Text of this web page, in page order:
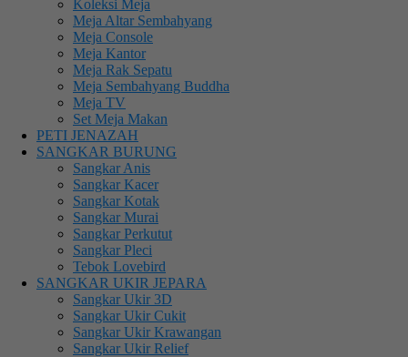
Koleksi Meja
Meja Altar Sembahyang
Meja Console
Meja Kantor
Meja Rak Sepatu
Meja Sembahyang Buddha
Meja TV
Set Meja Makan
PETI JENAZAH
SANGKAR BURUNG
Sangkar Anis
Sangkar Kacer
Sangkar Kotak
Sangkar Murai
Sangkar Perkutut
Sangkar Pleci
Tebok Lovebird
SANGKAR UKIR JEPARA
Sangkar Ukir 3D
Sangkar Ukir Cukit
Sangkar Ukir Krawangan
Sangkar Ukir Relief